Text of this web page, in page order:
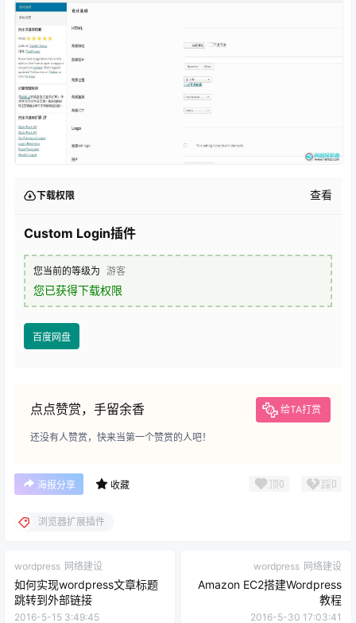
下载权限 查看
Custom Login插件
您当前的等级为 游客
您已获得下载权限
百度网盘
点点赞赏，手留余香 给TA打赏
还没有人赞赏，快来当第一个赞赏的人吧！
海报分享 收藏 顶0 踩0
浏览器扩展插件
wordpress 网络建设
如何实现wordpress文章标题
跳转到外部链接
2016-5-15 3:49:45
wordpress 网络建设
Amazon EC2搭建Wordpress
教程
2016-5-30 17:03:41